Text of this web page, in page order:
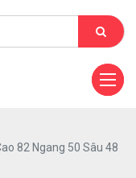
82 Ngang 50 Sâu 48